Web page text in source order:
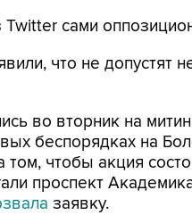
сами
что не допустят
во вторник на
беспорядках на
том, чтобы акция
проспект
заявку.